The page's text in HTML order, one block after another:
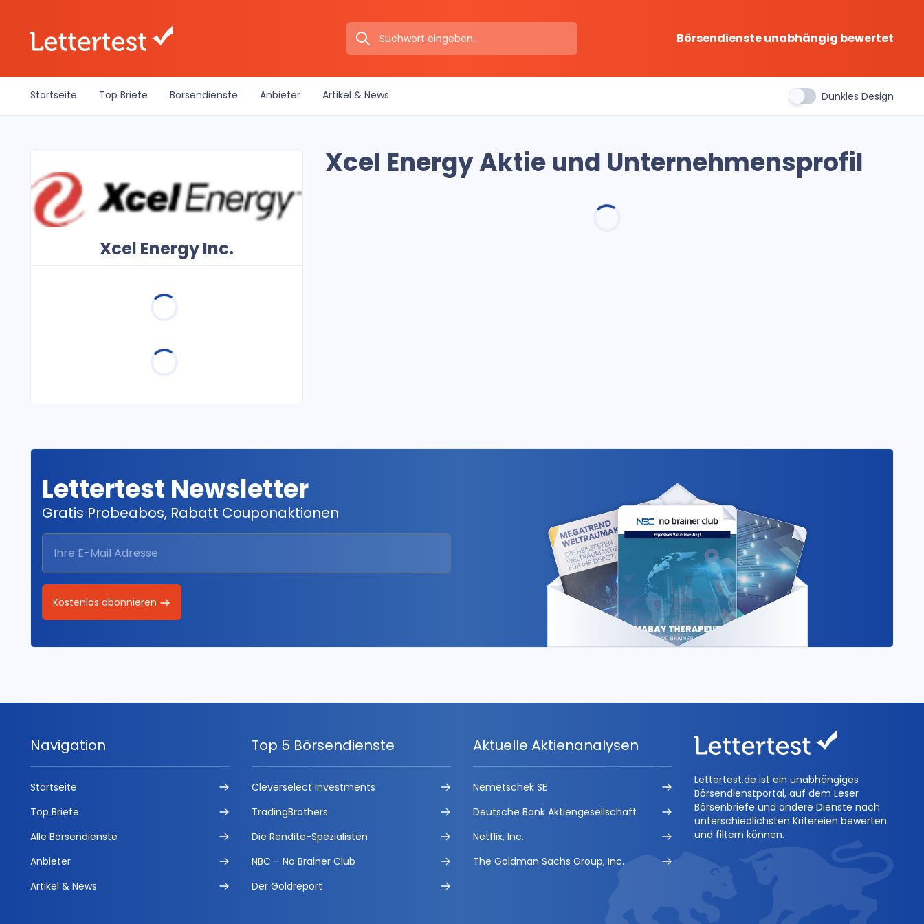
Börsendienste unabhängig bewertet
Startseite Top Briefe Börsendienste Anbieter Artikel & News Dunkles Design
Xcel Energy Inc.
Xcel Energy Aktie und Unternehmensprofil
Lettertest Newsletter
Gratis Probeabos, Rabatt Couponaktionen
Kostenlos abonnieren
Navigation
Startseite
Top Briefe
Alle Börsendienste
Anbieter
Artikel & News
Top 5 Börsendienste
Cleverselect Investments
TradingBrothers
Die Rendite-Spezialisten
NBC – No Brainer Club
Der Goldreport
Aktuelle Aktienanalysen
Nemetschek SE
Deutsche Bank Aktiengesellschaft
Netflix, Inc.
The Goldman Sachs Group, Inc.
Lettertest.de ist ein unabhängiges
Börsendienstportal, auf dem Leser
Börsenbriefe und andere Dienste nach
unterschiedlichsten Kritereien bewerten
und filtern können.